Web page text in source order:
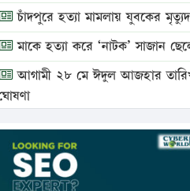
চাঁদপুরে হত্যা মামলায় যুবকের
মাকে হত্যা করে ‘নাটক’ সাজান
আগামী ২৮ মে ঈদুল আজহার
ভ্রাম্যমাণ আদালতে দুইটি প্রতিষ্ঠানকে
প্রতিষ্ঠানকে ৪০হাজার টাকা জরিমানা।
এবার লঞ্চের ভাড়া বাড়ল